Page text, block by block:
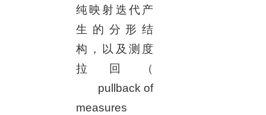
纯映射迭代产
生的分形结
构，以及测度
拉回（
pullback of
measures